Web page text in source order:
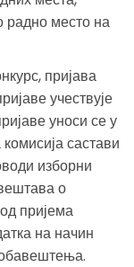
радно место на
пријава
учествује
уноси се у
састави
изборни
о
пријема
на начин
обавештења.